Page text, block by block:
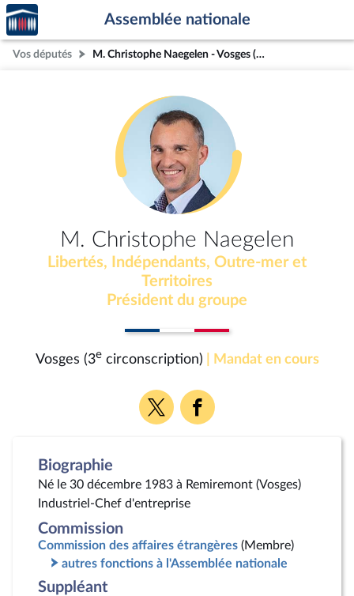
Aller au contenu
Aller en bas de la page
Accèder
à la
page
d'accueil
Assemblée nationale
Vos députés M. Christophe Naegelen - Vosges (3e circonscription)
M. Christophe Naegelen
Libertés, Indépendants, Outre-mer et
Territoires
Président du groupe
Vosges (3ecirconscription) | Mandat en cours
Voir
la
Voir
la
Biographie
Né le 30 décembre 1983 à Remiremont (Vosges)
Industriel-Chef d'entreprise
Commission
Commission des affaires étrangères (Membre)
autres fonctions à l'Assemblée nationale
Suppléant